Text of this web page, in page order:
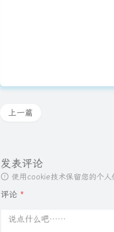
上一篇
发表评论
使用cookie技术保留您的个
评论 *